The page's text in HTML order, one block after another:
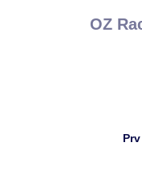
OZ
Prv